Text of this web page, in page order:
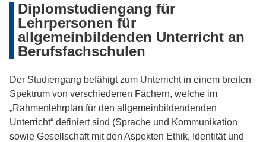
Diplomstudiengang für
Lehrpersonen für
allgemeinbildenden Unterricht an
Berufsfachschulen
Der Studiengang befähigt zum Unterricht in einem breiten
Spektrum von verschiedenen Fächern, welche im
„Rahmenlehrplan für den allgemeinbildendenden
Unterricht“ definiert sind (Sprache und Kommunikation
sowie Gesellschaft mit den Aspekten Ethik, Identität und